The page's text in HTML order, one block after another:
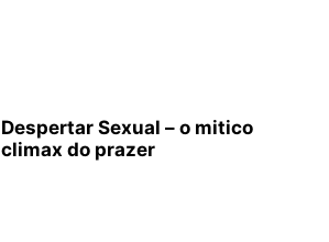
Despertar Sexual – o mitico
climax do prazer